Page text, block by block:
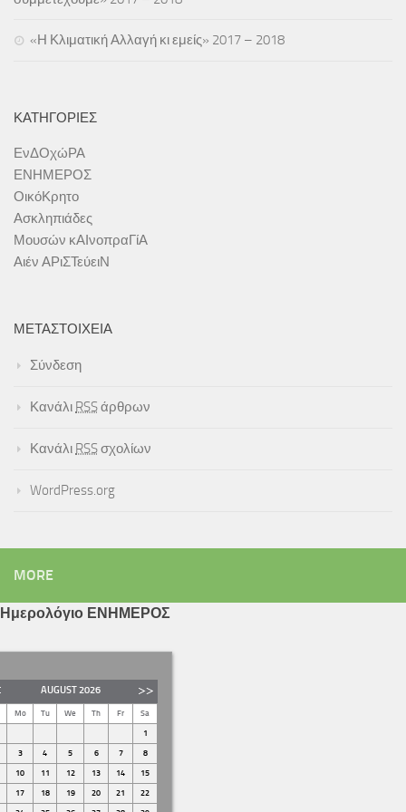
Asclipiada Magazine Vol.1
Asclipiada Magazine Vol. 3
ΕΝΗΜΕΡΟΣ
ΟικόΚρητο
Αιτήσεις Συμμετοχής (Σεμινάρια/Δράσεις)
Προγράμματα ΚΠΕ, etwinning, ΜΚΟ κτλ
«Η Κλιματική Αλλαγή κι εμείς» 2017 – 2018
ΚΑΤΗΓΟΡΊΕΣ
ΕνΔΟχώΡΑ
ΕΝΗΜΕΡΟΣ
ΟικόΚρητο
Ασκληπιάδες
Μουσών κΑΙνοπραΓίΑ
Αιέν ΑΡιΣΤεύειΝ
ΜΕΤΑΣΤΟΙΧΕΊΑ
Σύνδεση
Κανάλι RSSάρθρων
Κανάλι RSSσχολίων
WordPress.org
MORE
Ημερολόγιο ΕΝΗΜΕΡΟΣ
AUGUST2026
Mo Tu We Th Fr Sa
1
3 4 5 6 7 8
10 11 12 13 14 15
17 18 19 20 21 22